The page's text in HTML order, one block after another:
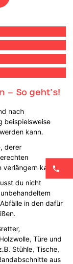
So geht’s!
nach
beispielsweise
kann.
derer
kann.
du nicht
in den dafür
Türe und
Stühle, Tische,
aus